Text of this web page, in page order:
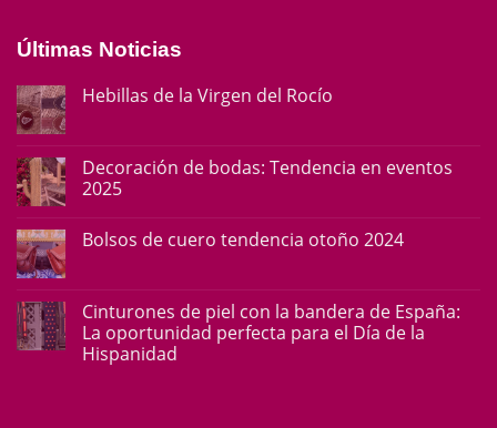
Últimas Noticias
Hebillas de la Virgen del Rocío
Decoración de bodas: Tendencia en eventos
2025
Bolsos de cuero tendencia otoño 2024
Cinturones de piel con la bandera de España:
La oportunidad perfecta para el Día de la
Hispanidad